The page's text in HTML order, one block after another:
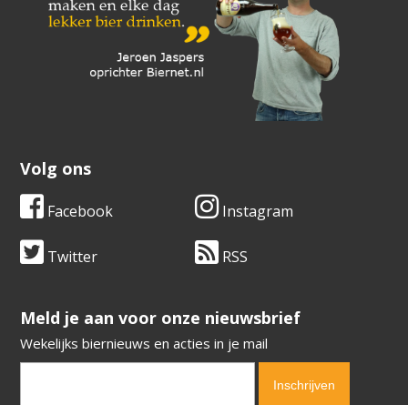
Volg ons
Facebook Instagram
Twitter RSS
​​​​​​​Meld je aan voor onze nieuwsbrief
Wekelijks biernieuws en acties in je mail